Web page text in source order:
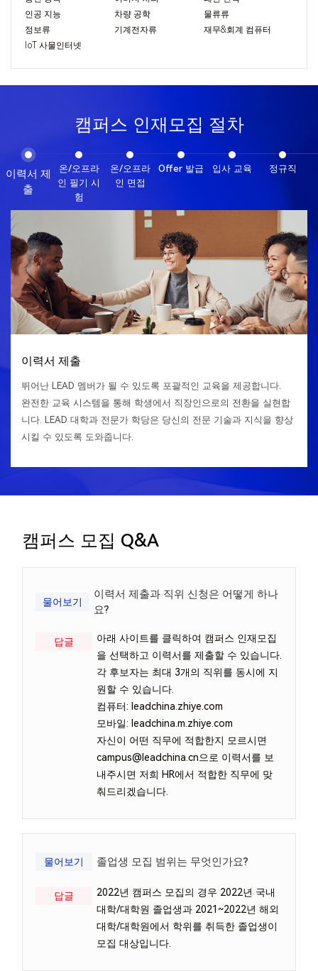
인공 지능
차량 공학
물류류
정보류
기계전자류
재무&회계 컴퓨터
IoT 사물인터넷
캠퍼스 인재모집 절차
이력서 제
출
온/오프라
인 필기 시
험
온/오프라
인 면접
Offer 발급 입사 교육 정규직
이력서 제출
뛰어난 LEAD 멤버가 될 수 있도록 포괄적인 교육을 제공합니다.
완전한 교육 시스템을 통해 학생에서 직장인으로의 전환을 실현합
니다. LEAD 대학과 전문가 학당은 당신의 전문 기술과 지식을 향상
시킬 수 있도록 도와줍니다.
온/오프라인 필기 시험
온/오프라인 면접
Offer 발급
입사 교육
정규직
캠퍼스 모집 Q&A
물어보기
이력서 제출과 직위 신청은 어떻게 하나
요?
답글
아래 사이트를 클릭하여 캠퍼스 인재모집
을 선택하고 이력서를 제출할 수 있습니다.
각 후보자는 최대 3개의 직위를 동시에 지
원할 수 있습니다.
컴퓨터: leadchina.zhiye.com
모바일: leadchina.m.zhiye.com
자신이 어떤 직무에 적합한지 모르시면
campus@leadchina.cn으로 이력서를 보
내주시면 저희 HR에서 적합한 직무에 맞
춰드리겠습니다.
물어보기 졸업생 모집 범위는 무엇인가요?
답글
2022년 캠퍼스 모집의 경우 2022년 국내
대학/대학원 졸업생과 2021~2022년 해외
대학/대학원에서 학위를 취득한 졸업생이
모집 대상입니다.